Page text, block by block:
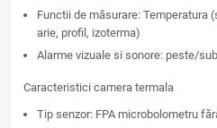
Functii de măsurare: Temperatura
arie, profil, izoterma)
Alarme vizuale si sonore: peste/
Caracteristici camera termala
Tip senzor: FPA microbolometru